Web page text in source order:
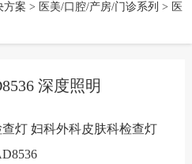
方案 > 医美/口腔/产房/门诊系列 > 医
深度照明
灯 妇科外科皮肤科检查灯